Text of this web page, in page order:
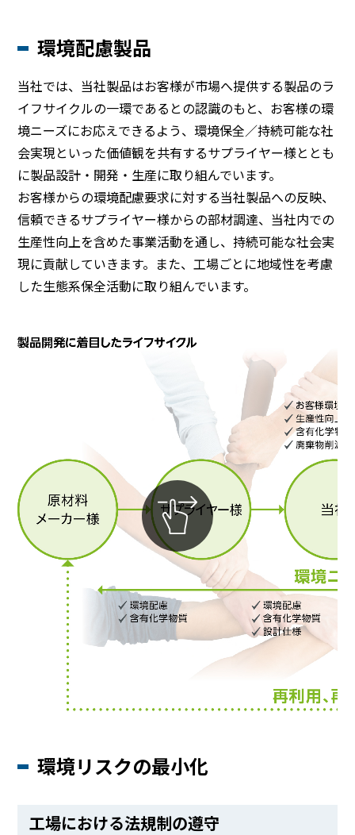
環境配慮製品
当社では、当社製品はお客様が市場へ提供する製品のラ
イフサイクルの一環であるとの認識のもと、お客様の環
境ニーズにお応えできるよう、環境保全／持続可能な社
会実現といった価値観を共有するサプライヤー様ととも
に製品設計・開発・生産に取り組んでいます。
お客様からの環境配慮要求に対する当社製品への反映、
信頼できるサプライヤー様からの部材調達、当社内での
生産性向上を含めた事業活動を通し、持続可能な社会実
現に貢献していきます。また、工場ごとに地域性を考慮
した生態系保全活動に取り組んでいます。
環境リスクの最小化
工場における法規制の遵守